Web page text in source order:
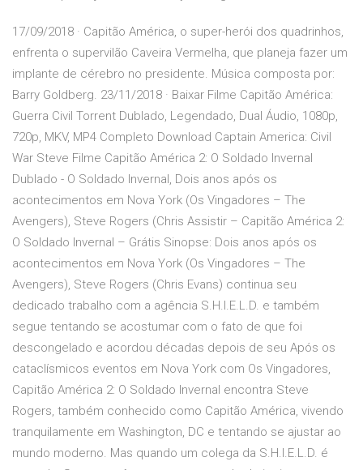
17/09/2018 · Capitão América, o super-herói dos quadrinhos,
enfrenta o supervilão Caveira Vermelha, que planeja fazer um
implante de cérebro no presidente. Música composta por:
Barry Goldberg. 23/11/2018 · Baixar Filme Capitão América:
Guerra Civil Torrent Dublado, Legendado, Dual Áudio, 1080p,
720p, MKV, MP4 Completo Download Captain America: Civil
War Steve Filme Capitão América 2: O Soldado Invernal
Dublado - O Soldado Invernal, Dois anos após os
acontecimentos em Nova York (Os Vingadores – The
Avengers), Steve Rogers (Chris Assistir – Capitão América 2:
O Soldado Invernal – Grátis Sinopse: Dois anos após os
acontecimentos em Nova York (Os Vingadores – The
Avengers), Steve Rogers (Chris Evans) continua seu
dedicado trabalho com a agência S.H.I.E.L.D. e também
segue tentando se acostumar com o fato de que foi
descongelado e acordou décadas depois de seu Após os
cataclísmicos eventos em Nova York com Os Vingadores,
Capitão América 2: O Soldado Invernal encontra Steve
Rogers, também conhecido como Capitão América, vivendo
tranquilamente em Washington, DC e tentando se ajustar ao
mundo moderno. Mas quando um colega da S.H.I.E.L.D. é